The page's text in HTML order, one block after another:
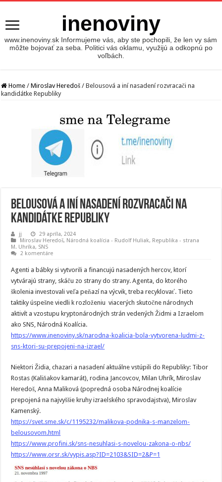
inenoviny
www.inenoviny.sk Informujeme vás, aby ste pochopili, že len vy sám
môžte bojovať za seba. Politici vás oklamu, využijú a odkopnú po
voľbách.
Home / Miroslav Heredoš / Belousová a iní nasadení rozvracači na
kandidátke Republiky
Belousová a iní nasadení rozvracači na
kandidátke Republiky
jj
29 apríla, 2024
Miroslav Heredoš, Národná koalícia - Rudolf Huliak, Republika - strana
M. Uhríka, SNS
2 komentáre
Agenti a bábky si vytvorili a financujú nasadených hercov, ktorí
vytvárajú strany, skáču zo strany do strany. Agenta, do ktorého
školenia investovali veľa peňazí na výcvik, treba recyklovať. Tieto
taktiky úspešne viedli k rozloženiu viacerých skutočne národnych
aktivít a vzostupu kryptonárodných strán vedených Židmi a Izraelom
ako SNS, Národná Koalícia.
https://www.inenoviny.sk/narodna-koalicia-bola-vytvorena-ludmi-z-
sns-ktori-su-prepojeni-na-izrael/
Niektori Židia, chazari a nasadení aktuálne vstúpili do Republiky: Tibor
Rostas (Kaliňakov kamarát), rodina Jancovcov, Milan Uhrík, Miroslav
Heredoš, Anna Maliková (popredná osoba Národnej koalície
prepojená na najvyššie kruhy izraelského spravodajstva), Miroslav
Kamenský.
https://svet.sme.sk/c/1195232/malikova-podnika-s-manzelom-
belousovom.html
https://www.profini.sk/sns-nesuhlasi-s-novelou-zakona-o-nbs/
https://www.orsr.sk/vypis.asp?ID=2103&SID=2&P=1